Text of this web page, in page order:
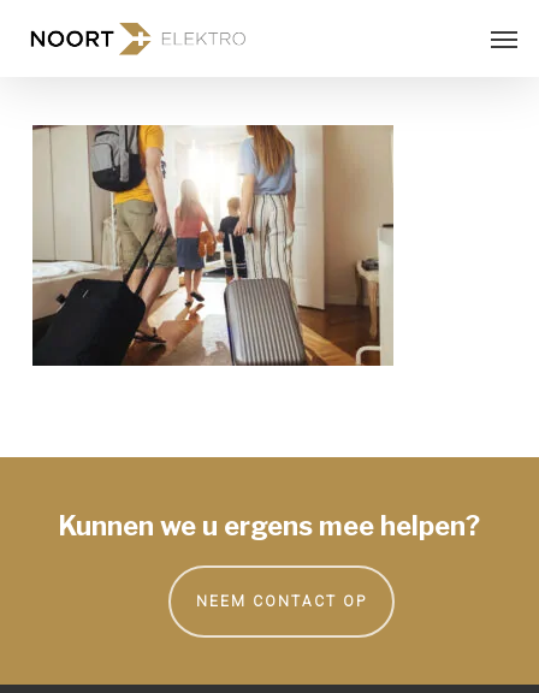
content
Kunnen we u ergens mee helpen?
NEEM CONTACT OP